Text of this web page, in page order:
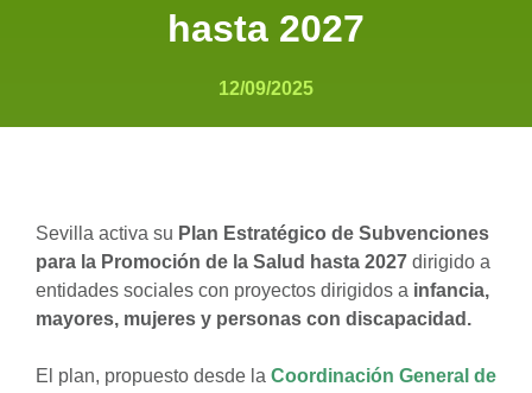
hasta 2027
12/09/2025
Sevilla activa su Plan Estratégico de Subvenciones
para la Promoción de la Salud hasta 2027 dirigido a
entidades sociales con proyectos dirigidos a infancia,
mayores, mujeres y personas con discapacidad.
El plan, propuesto desde la Coordinación General de